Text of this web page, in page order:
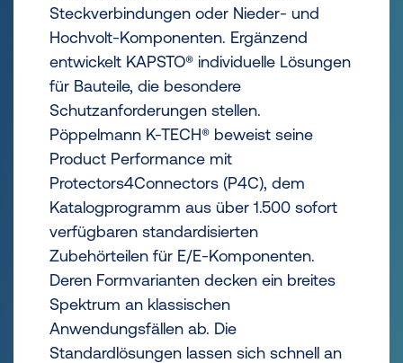
Steckverbindungen oder Nieder- und
Hochvolt-Komponenten. Ergänzend
entwickelt KAPSTO® individuelle Lösungen
für Bauteile, die besondere
Schutzanforderungen stellen.
Pöppelmann K-TECH® beweist seine
Product Performance mit
Protectors4Connectors (P4C), dem
Katalogprogramm aus über 1.500 sofort
verfügbaren standardisierten
Zubehörteilen für E/E-Komponenten.
Deren Formvarianten decken ein breites
Spektrum an klassischen
Anwendungsfällen ab. Die
Standardlösungen lassen sich schnell an